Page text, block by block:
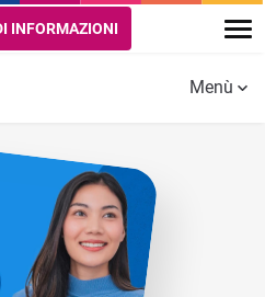
INFORMAZIONI
Menù